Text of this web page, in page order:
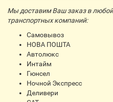
Мы доставим Ваш заказ в
транспортных компаний:
Самовывоз
НОВА ПОШТА
Автолюкс
Интайм
Гюнсел
Ночной Экспресс
Деливери